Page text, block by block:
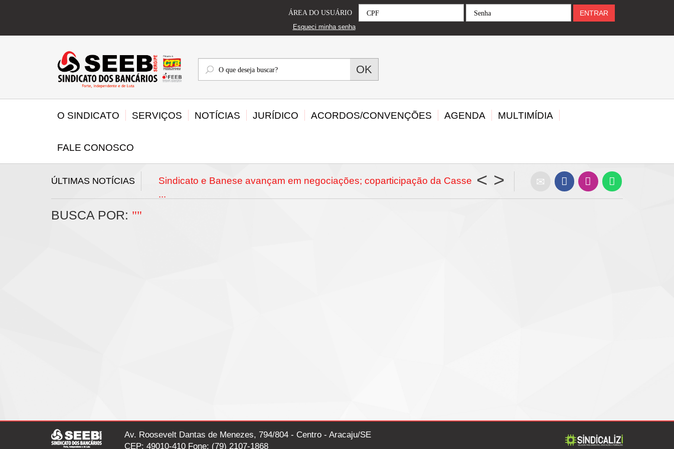
ÁREA DO USUÁRIO ENTRAR
Esqueci minha senha
que
deseja
OK
O SINDICATO SERVIÇOS NOTÍCIAS JURÍDICO ACORDOS/CONVENÇÕES AGENDA MULTIMÍDIA
FALE CONOSCO
ÚLTIMAS NOTÍCIAS
que chega a dobrar
Sindicato e Banese avançam em negociações; coparticipação da Casse
...
SINDIFISCO/SE abre hoje às 19h o seu 12º
< >
BUSCA POR: ""
Av. Roosevelt Dantas de Menezes, 794/804 - Centro - Aracaju/SE
CEP: 49010-410 Fone: (79) 2107-1868